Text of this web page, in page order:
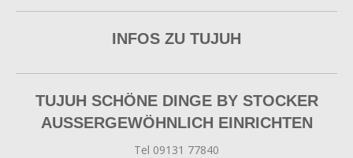
INFOS ZU TUJUH
TUJUH SCHÖNE DINGE BY STOCKER
AUSSERGEWÖHNLICH EINRICHTEN
Tel 09131 77840